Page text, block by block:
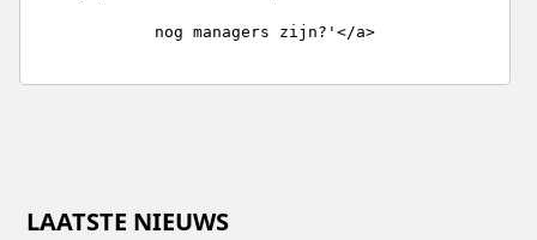
nog managers zijn?'</a>
LAATSTE NIEUWS